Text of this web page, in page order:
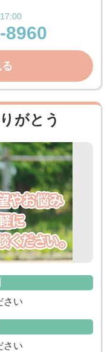
8960
がとう
さい
さい